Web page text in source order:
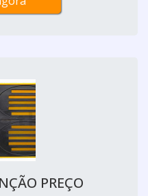
PREÇO